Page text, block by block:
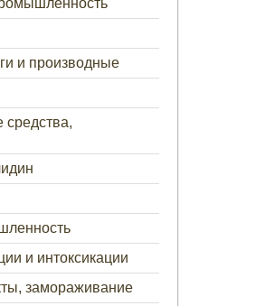
и производные
средства,
и интоксикации
замораживание